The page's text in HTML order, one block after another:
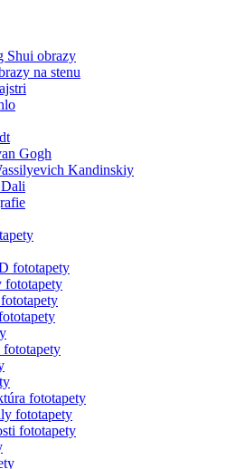
Shui obrazy
na stenu
Gogh
Kandinskiy
fototapety
fototapety
fototapety
fototapety
fototapety